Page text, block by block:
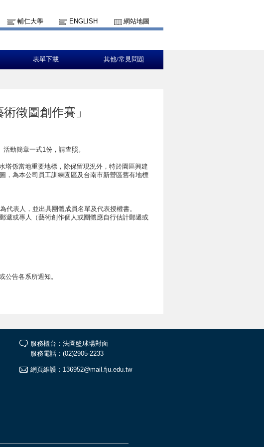
輔仁大學 ENGLISH 網站地圖
表單下載 其他/常見問題
徵圖創作賽」
動簡章一式1份，請查照。
塔係當地重要地標，除保留現況外，特於園區興建
，為本公司員工訓練園區及台南市新營區舊有地標
表人，並出具團體成員名單及代表授權書。
遞或專人（藝術創作個人或團體應自行估計郵遞或
公告各系所週知。
服務櫃台：法園籃球場對面
服務電話：(02)2905-2233
網頁維護：136952@mail.fju.edu.tw